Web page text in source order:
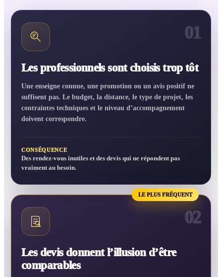
01
Les professionnels sont choisis trop tôt
Une enseigne connue, une promotion ou un avis positif ne
suffisent pas. Le budget, la distance, le type de projet, les
contraintes techniques et le niveau d’accompagnement
doivent correspondre.
CONSÉQUENCE
Des rendez-vous inutiles et des devis qui ne répondent pas
vraiment au besoin.
LE PLUS FRÉQUENT
02
Les devis donnent l’illusion d’être
comparables